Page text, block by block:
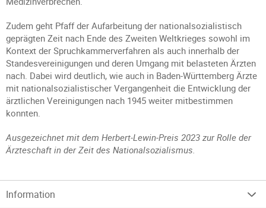
Zudem geht Pfaff der Aufarbeitung der nationalsozialistisch
geprägten Zeit nach Ende des Zweiten Weltkrieges sowohl im
Kontext der Spruchkammerverfahren als auch innerhalb der
Standesvereinigungen und deren Umgang mit belasteten Ärzten
nach. Dabei wird deutlich, wie auch in Baden-Württemberg Ärzte
mit nationalsozialistischer Vergangenheit die Entwicklung der
ärztlichen Vereinigungen nach 1945 weiter mitbestimmen
konnten.
Ausgezeichnet mit dem Herbert-Lewin-Preis 2023 zur Rolle der
Ärzteschaft in der Zeit des Nationalsozialismus.
Information